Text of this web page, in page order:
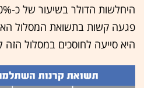
פגעה קשות בתשואת המסלול
היא סייעה לחוסכים במסלול